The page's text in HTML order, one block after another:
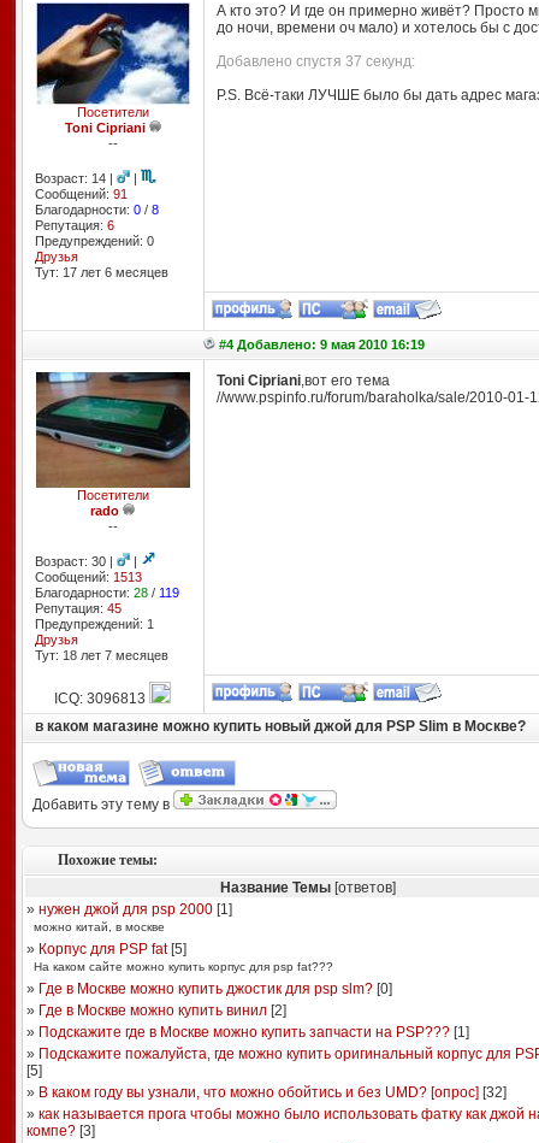
Посетители
Toni Cipriani
--
Возраст: 14 |
|
Сообщений: 91
Благодарности: 0/ 8
Репутация: 6
Предупреждений: 0
Друзья
Тут: 17 лет 6 месяцев
А кто это? И где он примерно живёт? Просто
до ночи, времени оч мало) и хотелось бы с
Добавлено спустя 37 секунд:
P.S. Всё-таки ЛУЧШЕ было бы дать адрес
#4 Добавлено: 9 мая 2010 16:19
Посетители
rado
--
Возраст: 30 |
|
Сообщений: 1513
Благодарности: 28/ 119
Репутация: 45
Предупреждений: 1
Друзья
Тут: 18 лет 7 месяцев
Toni Cipriani,вот его тема
//www.pspinfo.ru/forum/baraholka/sale/2010-01-
ICQ: 3096813
в каком магазине можно купить новый джой для PSP Slim в Москве?
Добавить эту тему в
Похожие темы:
Название Темы[ответов]
» нужен джой для psp 2000[1]
можно китай, в москве
» Корпус для PSP fat[5]
На каком сайте можно купить корпус для psp fat???
» Где в Москве можно купить джостик для psp slm?[0]
» Где в Москве можно купить винил[2]
» Подскажите где в Москве можно купить запчасти на PSP???[1]
» Подскажите пожалуйста, где можно купить оригинальный корпус для
[5]
» В каком году вы узнали, что можно обойтись и без UMD? [опрос] [32]
» как называется прога чтобы можно было использовать фатку как джой
компе?[3]